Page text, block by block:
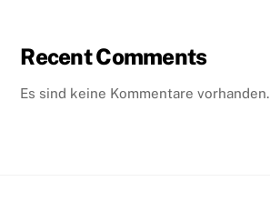
Recent Comments
Es sind keine Kommentare vorhanden.